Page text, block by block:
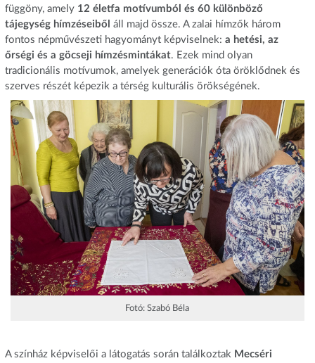
függöny, amely 12 életfa motívumból és 60 különböző
tájegység hímzéseiből áll majd össze. A zalai hímzők három
fontos népművészeti hagyományt képviselnek: a hetési, az
őrségi és a göcseji hímzésmintákat. Ezek mind olyan
tradicionális motívumok, amelyek generációk óta öröklődnek és
szerves részét képezik a térség kulturális örökségének.
Fotó: Szabó Béla
A színház képviselői a látogatás során találkoztak Mecséri